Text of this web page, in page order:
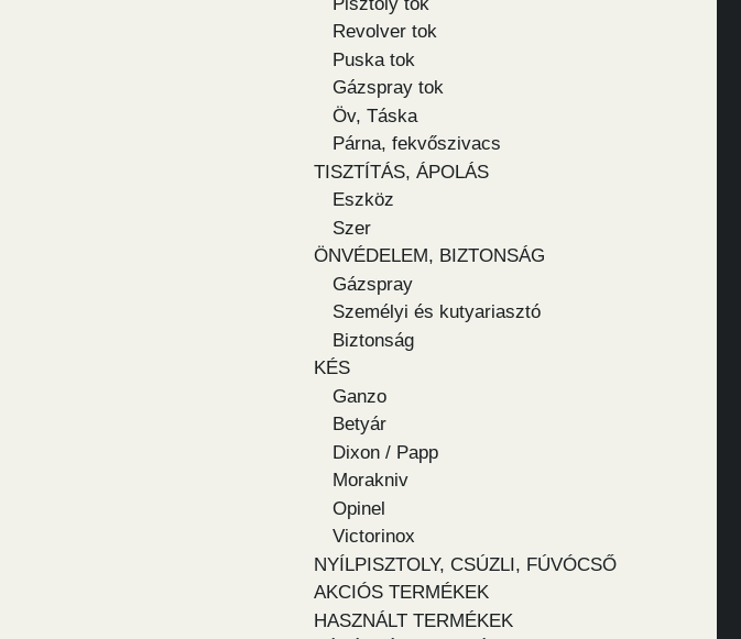
Revolver tok
Puska tok
Gázspray tok
Öv, Táska
Párna, fekvőszivacs
TISZTÍTÁS, ÁPOLÁS
Eszköz
Szer
ÖNVÉDELEM, BIZTONSÁG
Gázspray
Személyi és kutyariasztó
Biztonság
KÉS
Ganzo
Betyár
Dixon / Papp
Morakniv
Opinel
Victorinox
NYÍLPISZTOLY, CSÚZLI, FÚVÓCSŐ
AKCIÓS TERMÉKEK
HASZNÁLT TERMÉKEK